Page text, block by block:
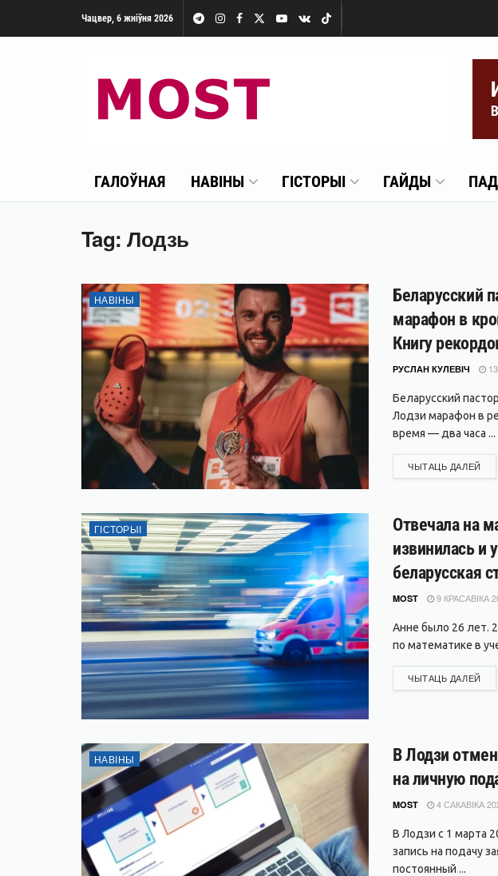
Чацвер, 6 жніўня 2026
ГАЛОЎНАЯ НАВІНЫ ГІСТОРЫІ ГАЙДЫ
Tag:Лодзь
НАВІНЫ
Беларусский
марафон в
Книгу
РУСЛАН КУЛЕВІЧ
Беларусский
Лодзи марафон в
время — два часа ...
ЧЫТАЦЬ ДАЛЕЙ
ГІСТОРЫІ
Отвечала на
извинилась и
беларусская
MOST 9 КРАСАВІКА
Анне было 26 лет.
по математике в
ЧЫТАЦЬ ДАЛЕЙ
НАВІНЫ
В Лодзи
на личную
MOST 4 САКАВІКА
В Лодзи с 1 марта
запись на подачу
постоянный ...